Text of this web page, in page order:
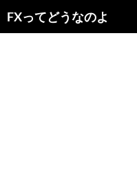
ンFXってどうなのよ
索